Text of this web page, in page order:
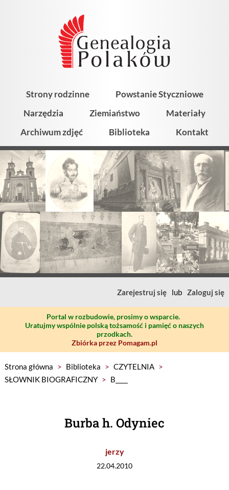
Strony rodzinne
Powstanie Styczniowe
Narzędzia
Ziemiaństwo
Materiały
Archiwum zdjęć
Biblioteka Kontakt
Zarejestruj się lub Zaloguj się
Portal w rozbudowie, prosimy o wsparcie.
Uratujmy wspólnie polską tożsamość i pamięć o naszych
przodkach.
Zbiórka przez Pomagam.pl
Strona główna > Biblioteka > CZYTELNIA >
SŁOWNIK BIOGRAFICZNY > B____
Burba h. Odyniec
jerzy
22.04.2010